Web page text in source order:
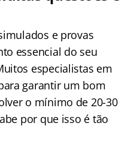
e provas
essencial do seu
especialistas em
garantir um bom
o mínimo de 20-30
por que isso é tão